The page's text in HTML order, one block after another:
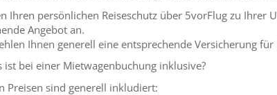
Ihren persönlichen Reiseschutz über 5vorFlug zu Ihrer
Angebot an.
Ihnen generell eine entsprechende Versicherung
ist bei einer Mietwagenbuchung inklusive?
Preisen sind generell inkludiert: